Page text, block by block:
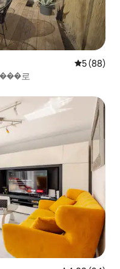
평점 5점(5
5 (88)
로